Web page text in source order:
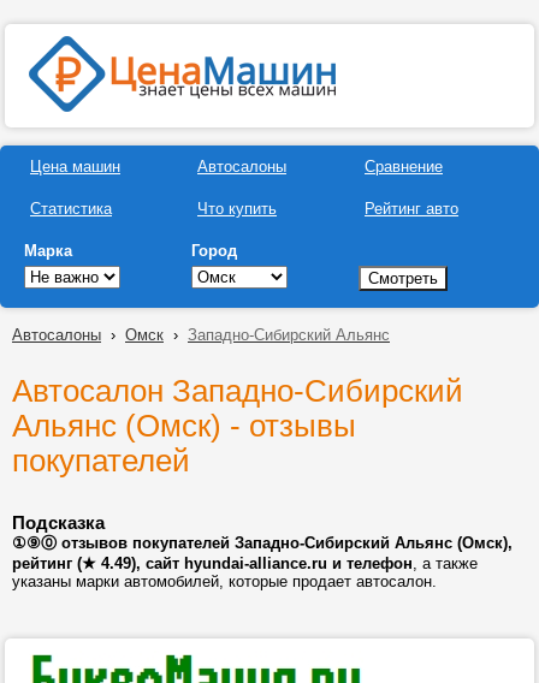
Цена машин
Статистика
Автосалоны
Что купить
Сравнение
Рейтинг авто
Марка Город
Автосалоны › Омск › Западно-Сибирский Альянс
Автосалон Западно-Сибирский
Альянс (Омск) - отзывы
покупателей
Подсказка
①⑨⓪ отзывов покупателей Западно-Сибирский Альянс (Омск),
рейтинг (★ 4.49), сайт hyundai-alliance.ru и телефон, а также
указаны марки автомобилей, которые продает автосалон.